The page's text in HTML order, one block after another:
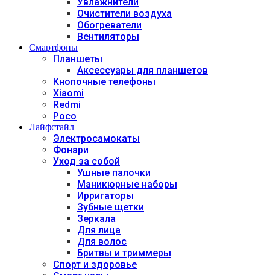
Очистители воздуха
Обогреватели
Вентиляторы
Смартфоны
Планшеты
Аксессуары для планшетов
Кнопочные телефоны
Xiaomi
Redmi
Poco
Лайфстайл
Электросамокаты
Фонари
Уход за собой
Ушные палочки
Маникюрные наборы
Ирригаторы
Зубные щетки
Зеркала
Для лица
Для волос
Бритвы и триммеры
Спорт и здоровье